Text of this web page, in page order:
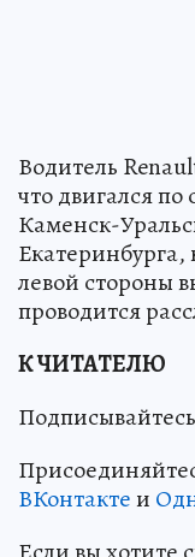
Водитель
что двигался по
Каменск-
левой стороны
проводится
К ЧИТАТЕЛЮ
ВКонтактеи